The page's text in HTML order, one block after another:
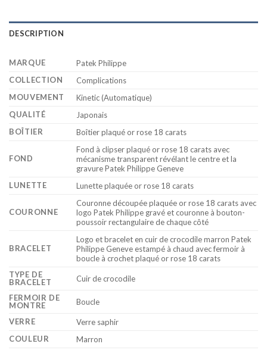
DESCRIPTION
MARQUE
Patek Philippe
COLLECTION
Complications
MOUVEMENT
Kinetic (Automatique)
QUALITÉ
Japonais
BOÎTIER
Boîtier plaqué or rose 18 carats
FOND
Fond à clipser plaqué or rose 18 carats avec
mécanisme transparent révélant le centre et la
gravure Patek Philippe Geneve
LUNETTE
Lunette plaquée or rose 18 carats
COURONNE
Couronne découpée plaquée or rose 18 carats avec
logo Patek Philippe gravé et couronne à bouton-
poussoir rectangulaire de chaque côté
BRACELET
Logo et bracelet en cuir de crocodile marron Patek
Philippe Geneve estampé à chaud avec fermoir à
boucle à crochet plaqué or rose 18 carats
TYPE DE
BRACELET
Cuir de crocodile
FERMOIR DE
MONTRE
Boucle
VERRE
Verre saphir
COULEUR
Marron